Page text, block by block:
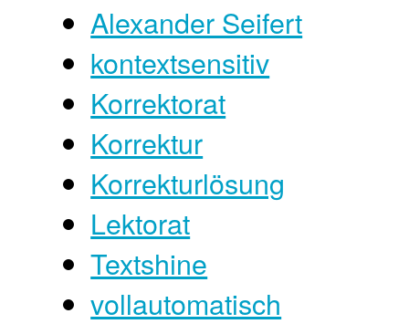
Alexander Seifert
kontextsensitiv
Korrektorat
Korrektur
Korrekturlösung
Lektorat
Textshine
vollautomatisch